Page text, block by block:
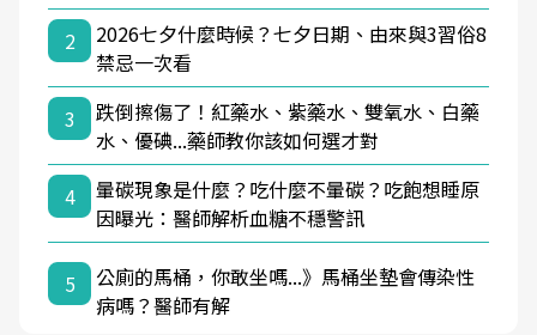
2
2026七夕什麼時候？七夕日期、由來與3習俗8
禁忌一次看
3
跌倒擦傷了！紅藥水、紫藥水、雙氧水、白藥
水、優碘...藥師教你該如何選才對
4
暈碳現象是什麼？吃什麼不暈碳？吃飽想睡原
因曝光：醫師解析血糖不穩警訊
5
公廁的馬桶，你敢坐嗎...》馬桶坐墊會傳染性
病嗎？醫師有解